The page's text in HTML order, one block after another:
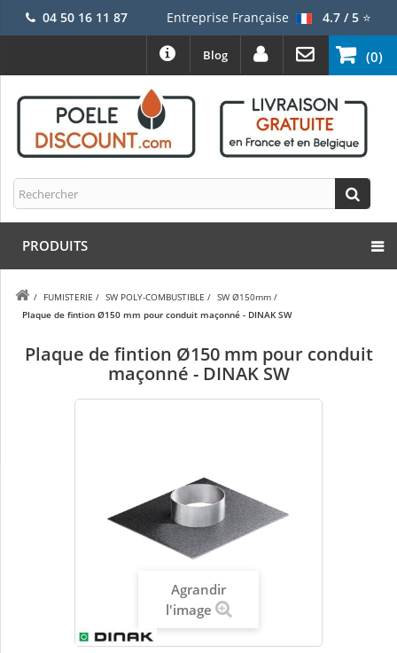
04 50 16 11 87 Entreprise Française 4.7 / 5⭐
(0)
Blog
PRODUITS
/ FUMISTERIE / SW POLY-COMBUSTIBLE / SW Ø150mm /
Plaque de fintion Ø150 mm pour conduit maçonné - DINAK SW
Plaque de fintion Ø150 mm pour conduit
maçonné - DINAK SW
Agrandir
l'image